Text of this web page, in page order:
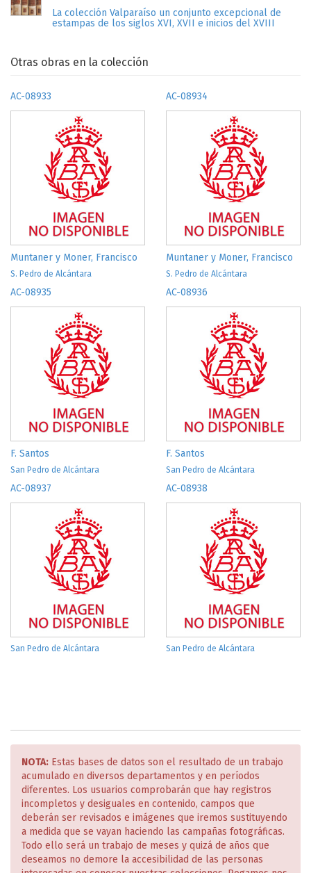
La colección Valparaíso un conjunto excepcional de
estampas de los siglos XVI, XVII e inicios del XVIII
Otras obras en la colección
AC-08933
Muntaner y Moner, Francisco
S. Pedro de Alcántara
AC-08934
Muntaner y Moner, Francisco
S. Pedro de Alcántara
AC-08935
F. Santos
San Pedro de Alcántara
AC-08936
F. Santos
San Pedro de Alcántara
AC-08937
San Pedro de Alcántara
AC-08938
San Pedro de Alcántara
NOTA: Estas bases de datos son el resultado de un trabajo
acumulado en diversos departamentos y en períodos
diferentes. Los usuarios comprobarán que hay registros
incompletos y desiguales en contenido, campos que
deberán ser revisados e imágenes que iremos sustituyendo
a medida que se vayan haciendo las campañas fotográficas.
Todo ello será un trabajo de meses y quizá de años que
deseamos no demore la accesibilidad de las personas